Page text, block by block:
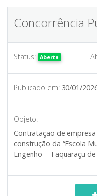
Concorrência
Status: Aberta
Publicado em: 30/01/
Objeto:
Contratação de
construção da “Escola
Engenho – Taquaraçu de